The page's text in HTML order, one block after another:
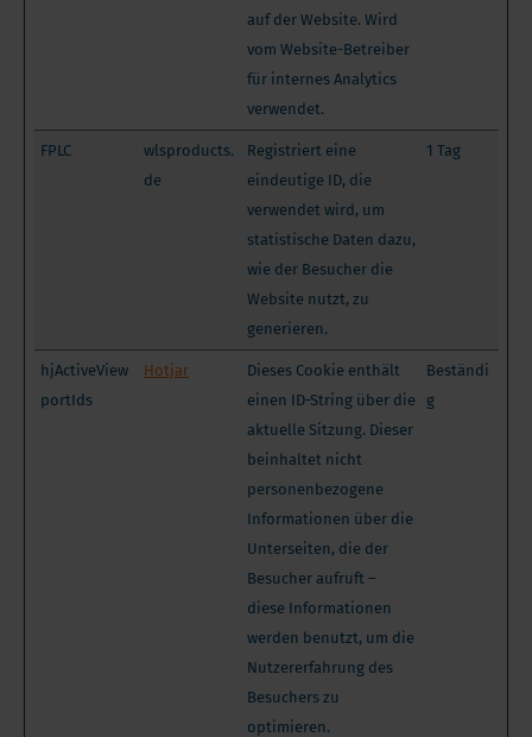
auf der Website. Wird
vom Website-Betreiber
für internes Analytics
verwendet.
FPLC
wlsproducts.
de
Registriert eine
eindeutige ID, die
verwendet wird, um
statistische Daten dazu,
wie der Besucher die
Website nutzt, zu
generieren.
1 Tag
hjActiveView
portIds
Hotjar
Dieses Cookie enthält
einen ID-String über die
aktuelle Sitzung. Dieser
beinhaltet nicht
personenbezogene
Informationen über die
Unterseiten, die der
Besucher aufruft –
diese Informationen
werden benutzt, um die
Nutzererfahrung des
Besuchers zu
optimieren.
Beständi
g